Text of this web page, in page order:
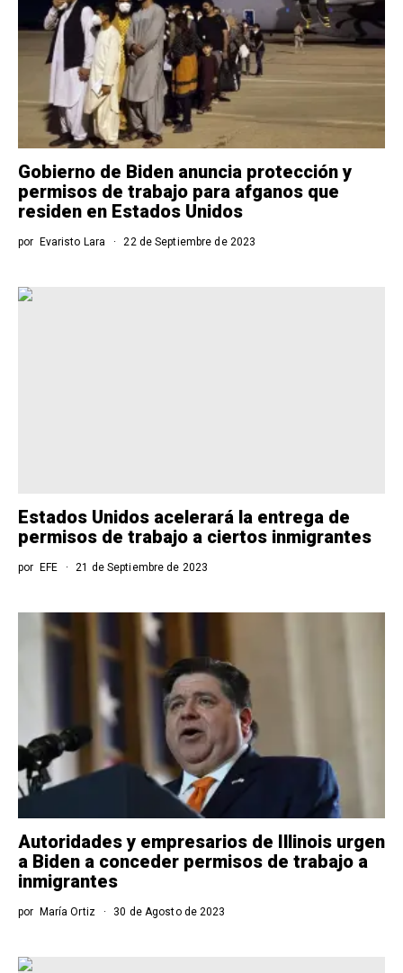
Gobierno de Biden anuncia protección y
permisos de trabajo para afganos que
residen en Estados Unidos
por Evaristo Lara 22 de Septiembre de 2023
Estados Unidos acelerará la entrega de
permisos de trabajo a ciertos inmigrantes
por EFE 21 de Septiembre de 2023
Autoridades y empresarios de Illinois urgen
a Biden a conceder permisos de trabajo a
inmigrantes
por María Ortiz 30 de Agosto de 2023